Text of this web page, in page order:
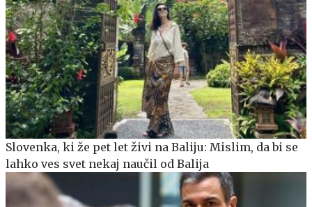
Slovenka, ki že pet let živi na Baliju: Mislim, da bi se
lahko ves svet nekaj naučil od Balija